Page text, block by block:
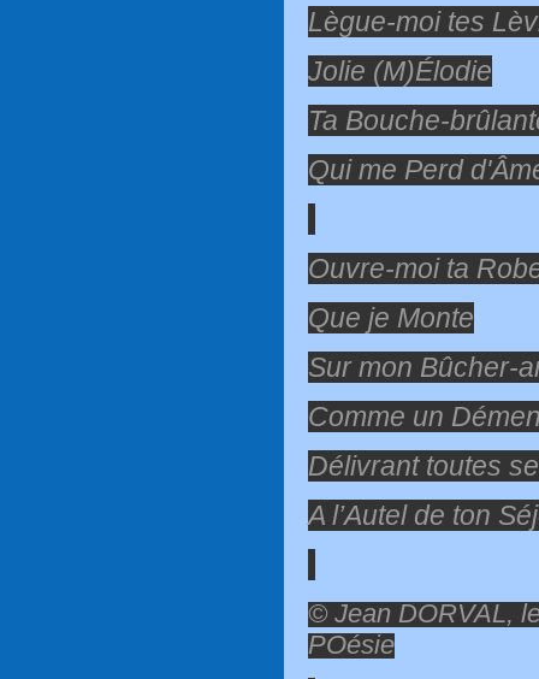
Lègue-moi tes
Jolie (M)Élodie
Ta Bouche-
Qui me Perd
Ouvre-moi ta
Que je Monte
Sur mon Bûcher-
Comme un
Délivrant toutes
A l’Autel de ton
© Jean DORVAL,
POésie